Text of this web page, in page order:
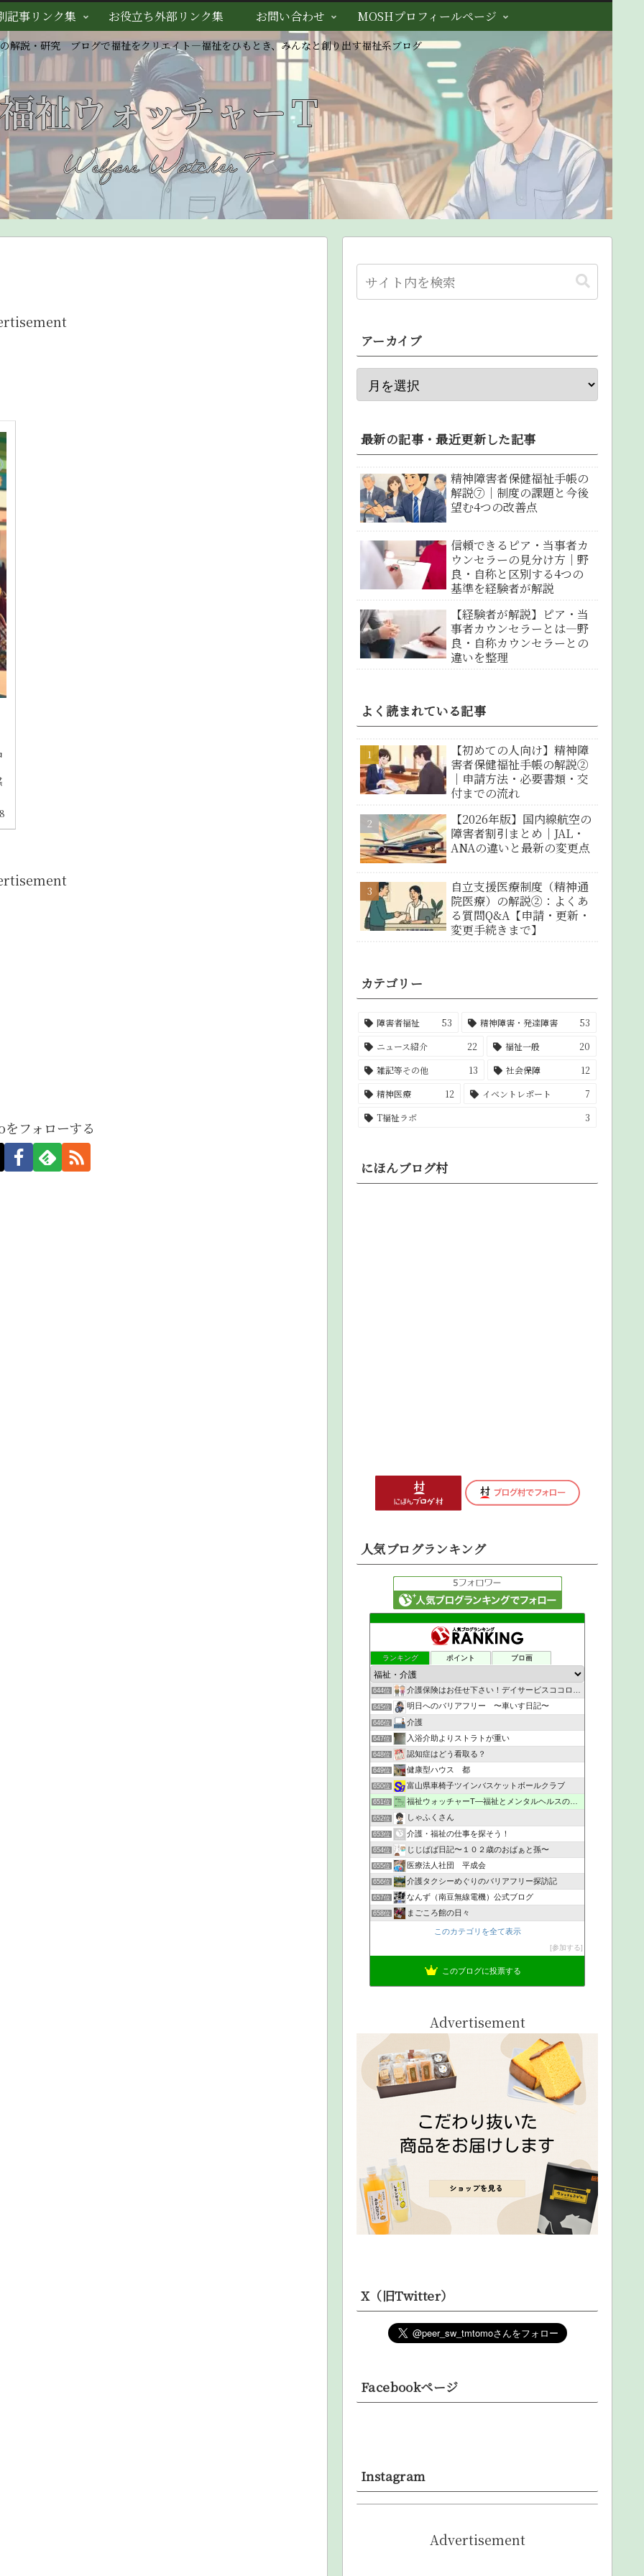
解説・研究 ブログで福祉をクリエイト―福祉をひもとき、みんなと創り出す福祉系ブログ
記事リンク集 お役立ち外部リンク集 お問い合わせ MOSHプロフィールページ
フォローする
アーカイブ
最新の記事・最近更新した記事
精神障害者保健福祉手帳の
解説⑦｜制度の課題と今後
望む4つの改善点
信頼できるピア・当事者カ
ウンセラーの見分け方｜野
良・自称と区別する4つの
基準を経験者が解説
【経験者が解説】ピア・当
事者カウンセラーとは―野
良・自称カウンセラーとの
違いを整理
よく読まれている記事
【初めての人向け】精神障
害者保健福祉手帳の解説②
｜申請方法・必要書類・交
付までの流れ
【2026年版】国内線航空の
障害者割引まとめ｜JAL・
ANAの違いと最新の変更点
自立支援医療制度（精神通
院医療）の解説②：よくあ
る質問Q&A【申請・更新・
変更手続きまで】
カテゴリー
障害者福祉 53 精神障害・発達障害
53
ニュース紹介
22 福祉一般
20
雑記等その他
13 社会保障
12
精神医療
12 イベントレポート
7
T福祉ラボ
3
にほんブログ村
人気ブログランキング
ランキング ポイント ブロ画
644位 介護保険はお任せ下さい！デイサービスココロステッキです！
645位 明日へのバリアフリー 〜車いす日記〜
646位 介護
647位 入浴介助よりストラトが重い
648位 認知症はどう看取る？
649位 健康型ハウス 都
650位 富山県車椅子ツインバスケットボールクラブ
651位 福祉ウォッチャーT―福祉とメンタルヘルスの解説・研究ブログ
652位 しゃふくさん
653位 介護・福祉の仕事を探そう！
654位 じじばば日記〜１０２歳のおばぁと孫〜
655位 医療法人社団 平成会
656位 介護タクシーめぐりのバリアフリー探訪記
657位 なんず（南豆無線電機）公式ブログ
658位 まごころ館の日々
このカテゴリを全て表示
参加する
このブログに投票する
Advertisement
X（旧Twitter）
Facebookページ
Instagram
Advertisement